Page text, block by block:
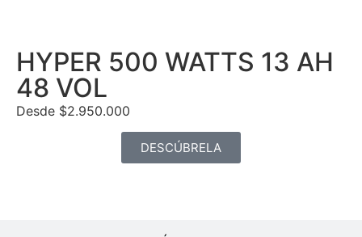
HYPER 500 WATTS 13 AH
48 VOL
Desde $2.950.000
DESCÚBRELA